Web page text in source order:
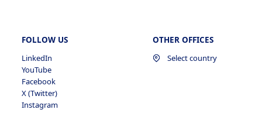
FOLLOW US
LinkedIn
YouTube
Facebook
X (Twitter)
Instagram
OTHER OFFICES
Select country